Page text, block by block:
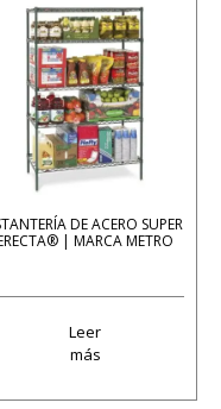
DE ACERO SUPER
| MARCA METRO
Leer
más